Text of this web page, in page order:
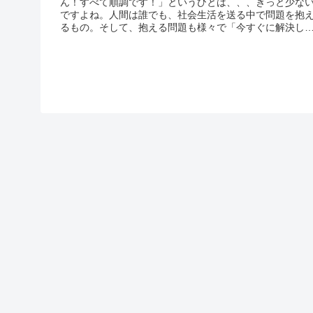
ですよね。人間は誰でも、社会生活を送る中で問題を抱え
るもの。そして、抱える問題も様々で「今すぐに解決しな